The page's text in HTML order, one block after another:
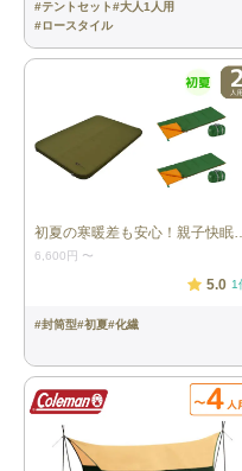
エコココロゴスミニラウン
ドストーブ
#テントセット#大人1人用
#ロースタイル
初夏の寒暖差
6,600円 〜
5.0 1
#封筒型#初夏#化繊